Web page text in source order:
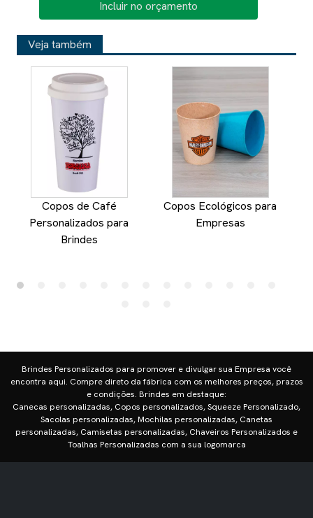
Incluir no orçamento
Veja também
Copos de Café
Personalizados para
Brindes
Copos Ecológicos para
Empresas
Brindes Personalizados para promover e divulgar sua Empresa você
encontra aqui. Compre direto da fábrica com os melhores preços, prazos
e condições. Brindes em destaque:
Canecas personalizadas, Copos personalizados, Squeeze Personalizado,
Sacolas personalizadas, Mochilas personalizadas, Canetas
personalizadas, Camisetas personalizadas, Chaveiros Personalizados e
Toalhas Personalizadas com a sua logomarca